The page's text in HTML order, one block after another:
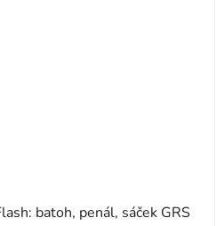
batoh, penál, sáček GRS